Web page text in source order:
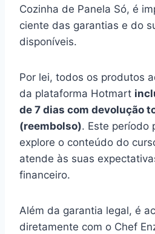
Cozinha de Panela Só, é
ciente das garantias e do
disponíveis.
Por lei, todos os produtos
da plataforma Hotmart
de 7 dias com devolução
(reembolso). Este período
explore o conteúdo do
atende às suas
financeiro.
Além da garantia legal, é
diretamente com o Chef